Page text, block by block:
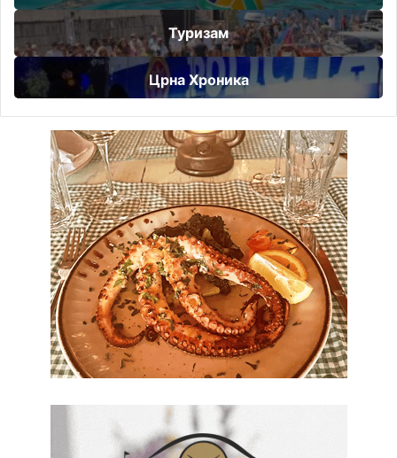
Туризам
Црна Хроника